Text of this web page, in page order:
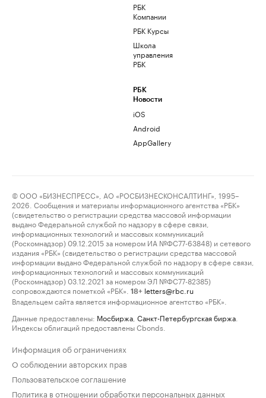
РБК
Компании
РБК Курсы
Школа
управления
РБК
РБК
Новости
iOS
Android
AppGallery
© ООО «БИЗНЕСПРЕСС», АО «РОСБИЗНЕСКОНСАЛТИНГ», 1995–
2026. Сообщения и материалы информационного агентства «РБК»
(свидетельство о регистрации средства массовой информации
выдано Федеральной службой по надзору в сфере связи,
информационных технологий и массовых коммуникаций
(Роскомнадзор) 09.12.2015 за номером ИА №ФС77-63848) и сетевого
издания «РБК» (свидетельство о регистрации средства массовой
информации выдано Федеральной службой по надзору в сфере связи,
информационных технологий и массовых коммуникаций
(Роскомнадзор) 03.12.2021 за номером ЭЛ №ФС77-82385)
сопровождаются пометкой «РБК».
18+ letters@rbc.ru
Владельцем сайта является информационное агентство «РБК».
Данные предоставлены: Мосбиржа Санкт-Петербургская биржа
Индексы облигаций предоставлены Cbonds.
Информация об ограничениях
О соблюдении авторских прав
Пользовательское соглашение
Политика в отношении обработки персональных данных